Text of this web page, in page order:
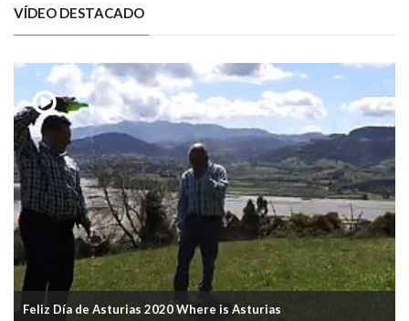
VÍDEO DESTACADO
Feliz Día de Asturias 2020 Where is Asturias